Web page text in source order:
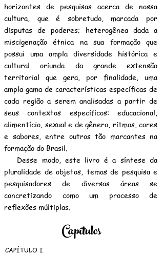
horizontes de pesquisas acerca de nossa
cultura, que é sobretudo, marcada por
disputas de poderes; heterogênea dada a
miscigenação étnica na sua formação que
possui uma ampla diversidade histórica e
cultural oriunda da grande extensão
territorial que gera, por finalidade, uma
ampla gama de características específicas de
cada região a serem analisadas a partir de
seus contextos específicos: educacional,
alimentício, sexual e de gênero, ritmos, cores
e sabores, entre outros tão marcantes na
formação do Brasil.
Desse modo, este livro é a síntese da
pluralidade de objetos, temas de pesquisa e
pesquisadores de diversas áreas se
concretizando como um processo de
reflexões múltiplas.
Capítulos
CAPÍTULO I